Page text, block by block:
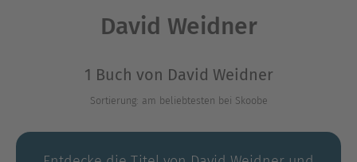
David Weidner
1 Buch von David Weidner
Sortierung: am beliebtesten bei Skoobe